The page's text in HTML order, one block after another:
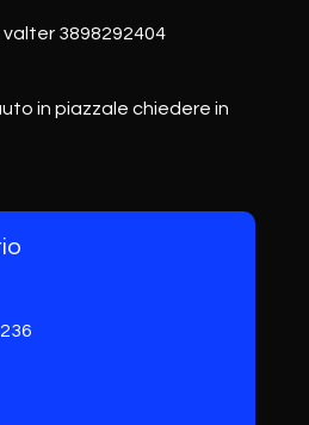
3898292404
in piazzale chiedere in